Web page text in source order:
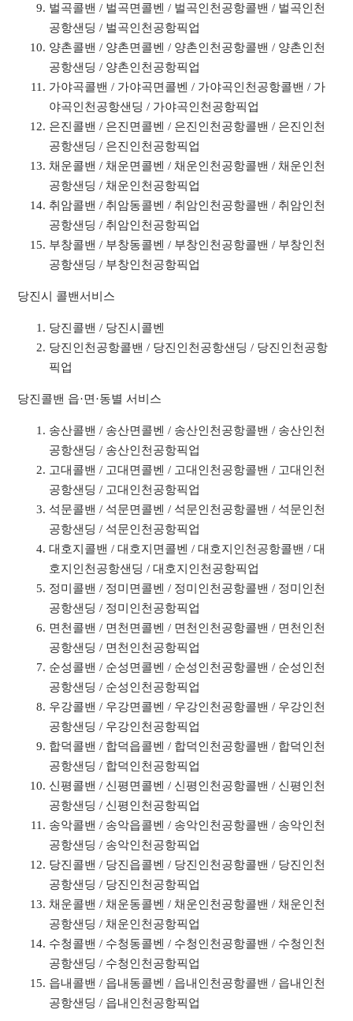
벌곡콜밴 / 벌곡면콜벤 / 벌곡인천공항콜밴 / 벌곡인천
공항샌딩 / 벌곡인천공항픽업
양촌콜밴 / 양촌면콜벤 / 양촌인천공항콜밴 / 양촌인천
공항샌딩 / 양촌인천공항픽업
가야곡콜밴 / 가야곡면콜벤 / 가야곡인천공항콜밴 / 가
야곡인천공항샌딩 / 가야곡인천공항픽업
은진콜밴 / 은진면콜벤 / 은진인천공항콜밴 / 은진인천
공항샌딩 / 은진인천공항픽업
채운콜밴 / 채운면콜벤 / 채운인천공항콜밴 / 채운인천
공항샌딩 / 채운인천공항픽업
취암콜밴 / 취암동콜벤 / 취암인천공항콜밴 / 취암인천
공항샌딩 / 취암인천공항픽업
부창콜밴 / 부창동콜벤 / 부창인천공항콜밴 / 부창인천
공항샌딩 / 부창인천공항픽업
당진시 콜밴서비스
당진콜밴 / 당진시콜벤
당진인천공항콜밴 / 당진인천공항샌딩 / 당진인천공항
픽업
당진콜밴 읍·면·동별 서비스
송산콜밴 / 송산면콜벤 / 송산인천공항콜밴 / 송산인천
공항샌딩 / 송산인천공항픽업
고대콜밴 / 고대면콜벤 / 고대인천공항콜밴 / 고대인천
공항샌딩 / 고대인천공항픽업
석문콜밴 / 석문면콜벤 / 석문인천공항콜밴 / 석문인천
공항샌딩 / 석문인천공항픽업
대호지콜밴 / 대호지면콜벤 / 대호지인천공항콜밴 / 대
호지인천공항샌딩 / 대호지인천공항픽업
정미콜밴 / 정미면콜벤 / 정미인천공항콜밴 / 정미인천
공항샌딩 / 정미인천공항픽업
면천콜밴 / 면천면콜벤 / 면천인천공항콜밴 / 면천인천
공항샌딩 / 면천인천공항픽업
순성콜밴 / 순성면콜벤 / 순성인천공항콜밴 / 순성인천
공항샌딩 / 순성인천공항픽업
우강콜밴 / 우강면콜벤 / 우강인천공항콜밴 / 우강인천
공항샌딩 / 우강인천공항픽업
합덕콜밴 / 합덕읍콜벤 / 합덕인천공항콜밴 / 합덕인천
공항샌딩 / 합덕인천공항픽업
신평콜밴 / 신평면콜벤 / 신평인천공항콜밴 / 신평인천
공항샌딩 / 신평인천공항픽업
송악콜밴 / 송악읍콜벤 / 송악인천공항콜밴 / 송악인천
공항샌딩 / 송악인천공항픽업
당진콜밴 / 당진읍콜벤 / 당진인천공항콜밴 / 당진인천
공항샌딩 / 당진인천공항픽업
채운콜밴 / 채운동콜벤 / 채운인천공항콜밴 / 채운인천
공항샌딩 / 채운인천공항픽업
수청콜밴 / 수청동콜벤 / 수청인천공항콜밴 / 수청인천
공항샌딩 / 수청인천공항픽업
읍내콜밴 / 읍내동콜벤 / 읍내인천공항콜밴 / 읍내인천
공항샌딩 / 읍내인천공항픽업